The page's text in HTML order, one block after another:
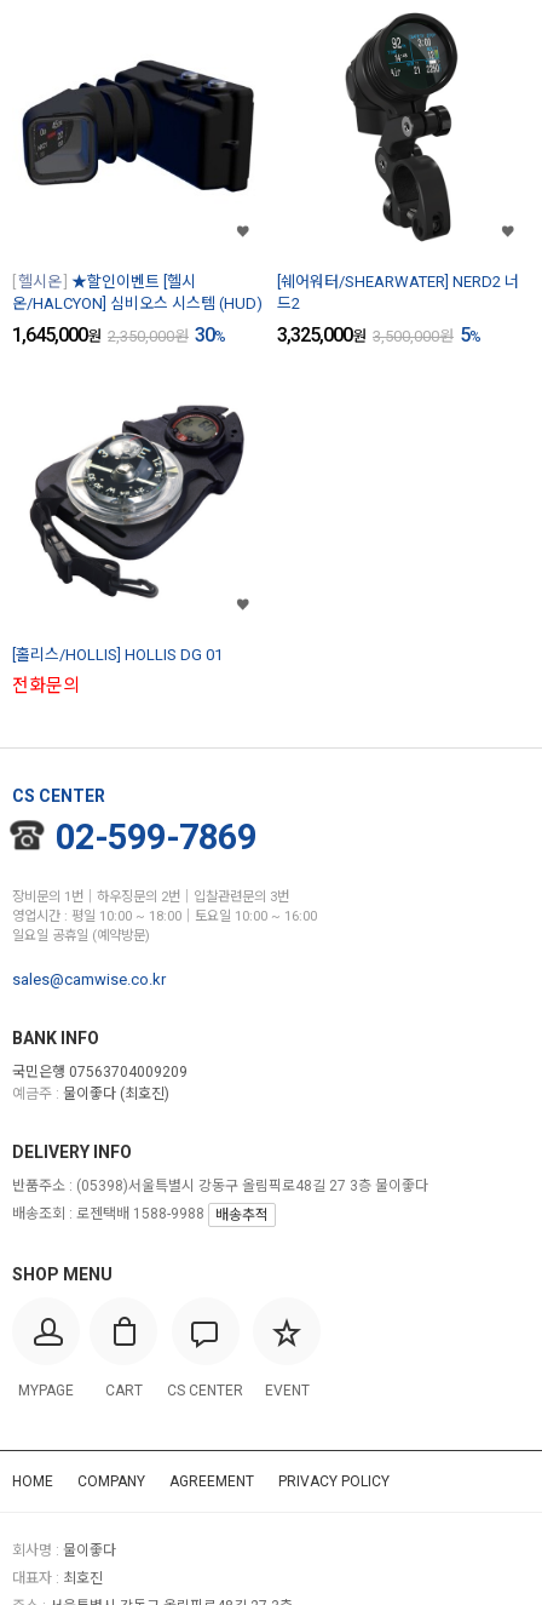
헬시온 ★할인이벤트 [헬시
온/HALCYON] 심비오스 시스템 (HUD)
1,645,000원 2,350,000원 30%
[쉐어워터/SHEARWATER] NERD2 너
드2
3,325,000원 3,500,000원 5%
[홀리스/HOLLIS] HOLLIS DG 01
전화문의
CS CENTER
02-599-7869
장비문의 1번│하우징문의 2번│입찰관련문의 3번
영업시간 : 평일 10:00 ~ 18:00│토요일 10:00 ~ 16:00
일요일 공휴일 (예약방문)
sales@camwise.co.kr
BANK INFO
국민은행 07563704009209
예금주 : 물이좋다 (최호진)
SHOP MENU
MYPAGE CART CS CENTER EVENT
DELIVERY INFO
반품주소 : (05398)서울특별시 강동구 올림픽로48길 27 3층 물이좋다
배송조회 : 로젠택배 1588-9988
배송추적
HOME COMPANY AGREEMENT PRIVACY POLICY
회사명 : 물이좋다
대표자 : 최호진